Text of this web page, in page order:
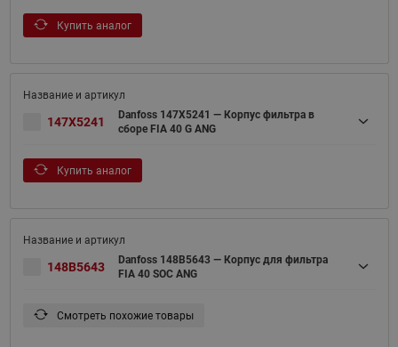
Купить аналог
147X5241
Danfoss 147X5241 — Корпус фильтра в
сборе FIA 40 G ANG
Купить аналог
148B5643
Danfoss 148B5643 — Корпус для фильтра
FIA 40 SOC ANG
Смотреть похожие товары